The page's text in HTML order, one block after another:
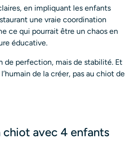
en impliquant les enfants
une vraie coordination
ce qui pourrait être un chaos en
éducative.
de perfection, mais de stabilité. Et
de la créer, pas au chiot de
chiot avec 4 enfants